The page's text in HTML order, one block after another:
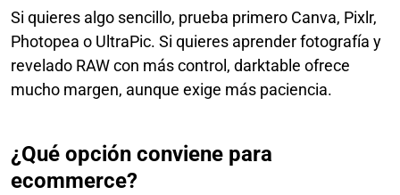
Si quieres algo sencillo, prueba primero Canva, Pixlr,
Photopea o UltraPic. Si quieres aprender fotografía y
revelado RAW con más control, darktable ofrece
mucho margen, aunque exige más paciencia.
¿Qué opción conviene para
ecommerce?